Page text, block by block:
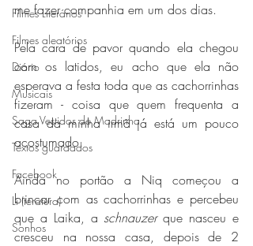
Filmes Literários
Filmes aleatórios
Diário
Musicais
Saga Vestidos de Madrinha
Textos guardados
Facebook
Li (teratura)
Sonhos
me fazer companhia em um dos dias.
Pela cara de pavor quando ela chegou
com os latidos, eu acho que ela não
esperava a festa toda que as cachorrinhas
fizeram - coisa que quem frequenta a
casa da minha irmã já está um pouco
acostumado.
Ainda no portão a Niq começou a
brincar com as cachorrinhas e percebeu
que a Laika, a schnauzer que nasceu e
cresceu na nossa casa, depois de 2